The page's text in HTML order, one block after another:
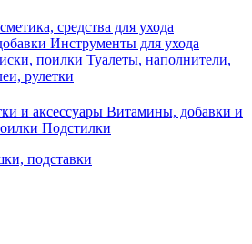
средства для ухода
Инструменты для ухода
поилки Туалеты, наполнители,
рулетки
и аксессуары Витамины, добавки и
Подстилки
подставки